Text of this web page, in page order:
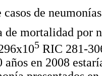
de
de mortalidad por
5 RIC 281-
años en 2008